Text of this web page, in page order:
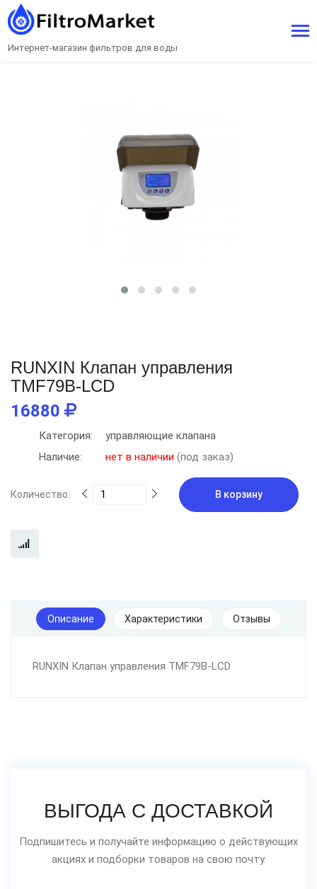
Интернет-магазин фильтров для воды
RUNXIN Клапан управления
TMF79B-LCD
16880
Категория:
управляющие клапана
Наличие:
нет в наличии (под заказ)
Количество: В корзину
Описание Характеристики Отзывы
RUNXIN Клапан управления TMF79B-LCD
ВЫГОДА С ДОСТАВКОЙ
Подпишитесь и получайте информацию о действующих
акциях и подборки товаров на свою почту.